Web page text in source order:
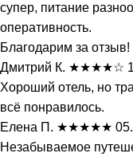
супер, питание
оперативность.
Благодарим за
Дмитрий К. ★★★★☆
Хороший отель, но
всё понравилось.
Елена П. ★★★★★
Незабываемое